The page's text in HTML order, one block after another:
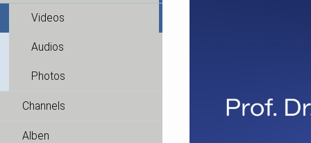
Videos
Audios
Photos
Channels
Alben